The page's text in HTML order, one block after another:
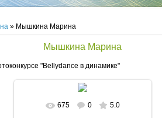
» Мышкина Марина
Мышкина Марина
"Bellydance в динамике"
В реальном размере 604x447
675 0 5.0